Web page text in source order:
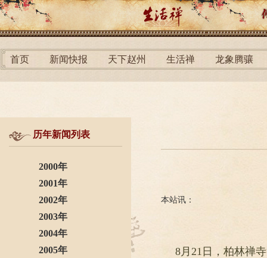
首页 新闻快报 天下赵州 生活禅 龙象腾骧
历年新闻列表
2000年
2001年
2002年
2003年
2004年
2005年
本站讯：
8月21日，柏林禅